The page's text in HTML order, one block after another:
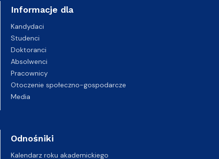
Informacje dla
Kandydaci
Studenci
Doktoranci
Absolwenci
Pracownicy
Otoczenie społeczno-gospodarcze
Media
Odnośniki
Kalendarz roku akademickiego